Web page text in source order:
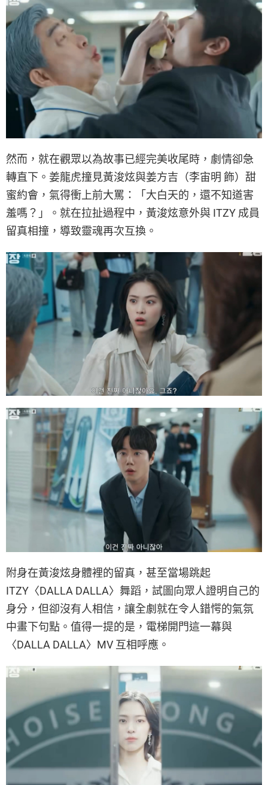
然而，就在觀眾以為故事已經完美收尾時，劇情卻急
轉直下。姜龍虎撞見黃浚炫與姜方吉（李宙明 飾）甜
蜜約會，氣得衝上前大罵：「大白天的，還不知道害
羞嗎？」。就在拉扯過程中，黃浚炫意外與 ITZY 成員
留真相撞，導致靈魂再次互換。
附身在黃浚炫身體裡的留真，甚至當場跳起
ITZY〈DALLA DALLA〉舞蹈，試圖向眾人證明自己的
身分，但卻沒有人相信，讓全劇就在令人錯愕的氣氛
中畫下句點。值得一提的是，電梯開門這一幕與
〈DALLA DALLA〉MV 互相呼應。